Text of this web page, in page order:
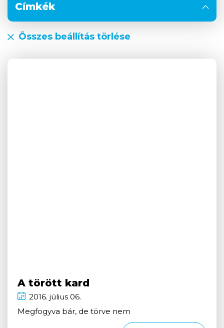
Címkék
Összes beállítás törlése
A törött kard
2016. július 06.
Megfogyva bár, de törve nem